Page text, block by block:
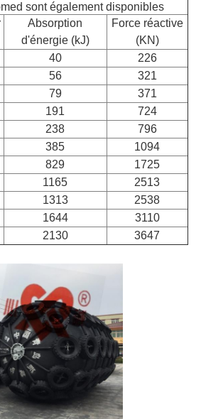
sont également disponibles
Absorption
d'énergie (kJ)
Force réactive
(KN)
40
226
56
321
79
371
191
724
238
796
385
1094
829
1725
1165
2513
1313
2538
1644
3110
2130 3647